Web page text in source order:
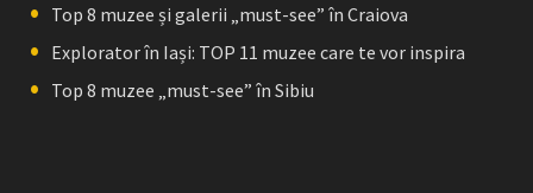
Top 8 muzee și galerii „must-see” în Craiova
Explorator în Iași: TOP 11 muzee care te vor inspira
Top 8 muzee „must-see” în Sibiu